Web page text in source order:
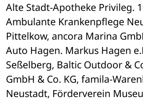
Alte Stadt-Apotheke Privileg.
Ambulante Krankenpflege
Pittelkow, ancora Marina
Auto Hagen. Markus Hagen
Seßelberg, Baltic Outdoor &
GmbH & Co. KG, famila-
Neustadt, Förderverein